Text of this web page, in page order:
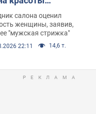
женщину
химиотерапии,
скандал.
салона оценил
женщины, заявив,
"мужская стрижка"
22:11 14,6 т.